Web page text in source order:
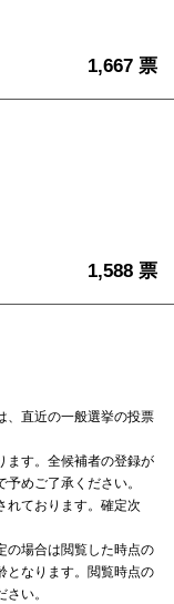
1,667 票
1,588 票
、直近の一般選挙の投票
ます。全候補者の登録が
めご了承ください。
れております。確定次
の場合は閲覧した時点の
となります。閲覧時点の
い。